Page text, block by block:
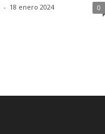
- 18 enero 2024 0